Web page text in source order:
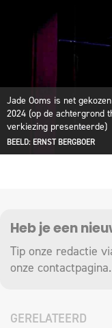
Jade Ooms is net
2024 (op de achtergrond
verkiezing presenteerde)
BEELD: ERNST BERGBOER
Heb je een
Tip onze redactie
onze contactpagina.
GERELATEERD